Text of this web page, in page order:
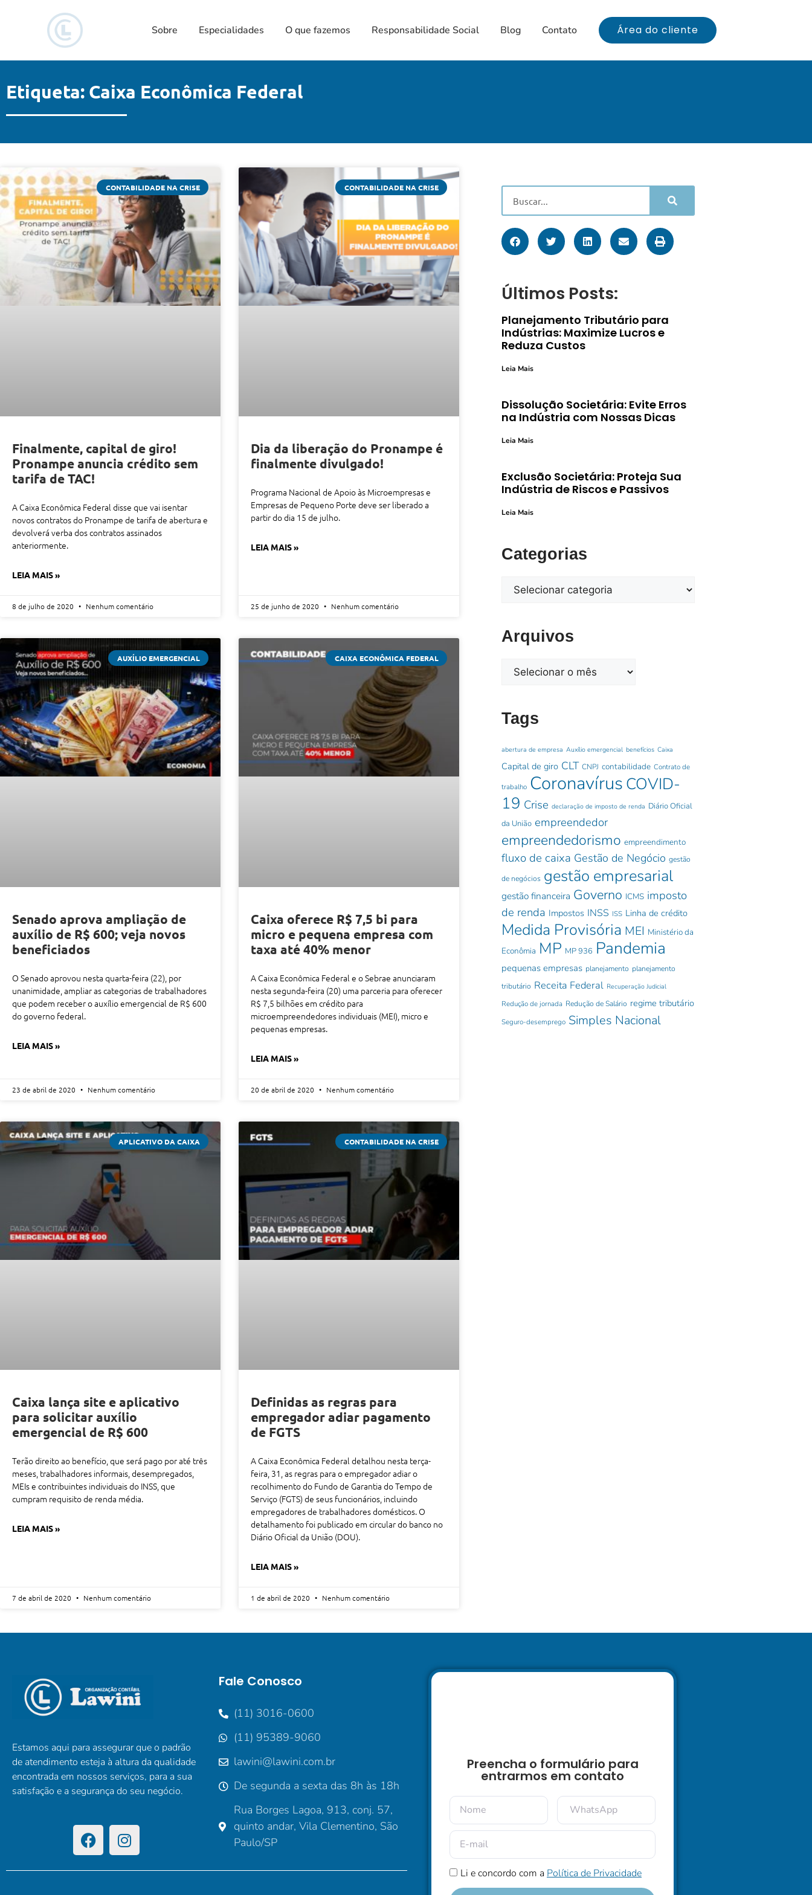
Sobre Especialidades O que fazemos Responsabilidade Social Blog Contato Área do cliente
Etiqueta: Caixa Econômica Federal
CONTABILIDADE NA CRISE
Finalmente, capital de giro!
Pronampe anuncia crédito sem
tarifa de TAC!
A Caixa Econômica Federal disse que vai isentar
novos contratos do Pronampe de tarifa de abertura e
devolverá verba dos contratos assinados
anteriormente.
LEIA MAIS »
8 de julho de 2020 Nenhum comentário
CONTABILIDADE NA CRISE
Dia da liberação do Pronampe é
finalmente divulgado!
Programa Nacional de Apoio às Microempresas e
Empresas de Pequeno Porte deve ser liberado a
partir do dia 15 de julho.
LEIA MAIS »
25 de junho de 2020 Nenhum comentário
AUXÍLIO EMERGENCIAL
Senado aprova ampliação de
auxílio de R$ 600; veja novos
beneficiados
O Senado aprovou nesta quarta-feira (22), por
unanimidade, ampliar as categorias de trabalhadores
que podem receber o auxílio emergencial de R$ 600
do governo federal.
LEIA MAIS »
23 de abril de 2020 Nenhum comentário
CAIXA ECONÔMICA FEDERAL
Caixa oferece R$ 7,5 bi para
micro e pequena empresa com
taxa até 40% menor
A Caixa Econômica Federal e o Sebrae anunciaram
nesta segunda-feira (20) uma parceria para oferecer
R$ 7,5 bilhões em crédito para
microempreendedores individuais (MEI), micro e
pequenas empresas.
LEIA MAIS »
20 de abril de 2020 Nenhum comentário
APLICATIVO DA CAIXA
Caixa lança site e aplicativo
para solicitar auxílio
emergencial de R$ 600
Terão direito ao benefício, que será pago por até três
meses, trabalhadores informais, desempregados,
MEIs e contribuintes individuais do INSS, que
cumpram requisito de renda média.
LEIA MAIS »
7 de abril de 2020 Nenhum comentário
CONTABILIDADE NA CRISE
Definidas as regras para
empregador adiar pagamento
de FGTS
A Caixa Econômica Federal detalhou nesta terça-
feira, 31, as regras para o empregador adiar o
recolhimento do Fundo de Garantia do Tempo de
Serviço (FGTS) de seus funcionários, incluindo
empregadores de trabalhadores domésticos. O
detalhamento foi publicado em circular do banco no
Diário Oficial da União (DOU).
LEIA MAIS »
1 de abril de 2020 Nenhum comentário
Últimos Posts:
Planejamento Tributário para
Indústrias: Maximize Lucros e
Reduza Custos
Leia Mais
Dissolução Societária: Evite Erros
na Indústria com Nossas Dicas
Leia Mais
Exclusão Societária: Proteja Sua
Indústria de Riscos e Passivos
Leia Mais
Categorias
Arquivos
Tags
abertura de empresa Auxílio emergencial benefícios Caixa
Capital de giro CLT CNPJ contabilidade Contrato de
trabalho Coronavírus COVID-
19 Crise declaração de imposto de renda Diário Oficial
da União empreendedor
empreendedorismo empreendimento
fluxo de caixa Gestão de Negócio gestão
de negócios gestão empresarial
gestão financeira Governo ICMS imposto
de renda Impostos INSS ISS Linha de crédito
Medida Provisória MEI Ministério da
Econômia MP MP 936 Pandemia
pequenas empresas planejamento planejamento
tributário Receita Federal Recuperação Judicial
Redução de jornada Redução de Salário regime tributário
Seguro-desemprego Simples Nacional
Estamos aqui para assegurar que o padrão
de atendimento esteja à altura da qualidade
encontrada em nossos serviços, para a sua
satisfação e a segurança do seu negócio.
Fale Conosco
(11) 3016-0600
(11) 95389-9060
lawini@lawini.com.br
De segunda a sexta das 8h às 18h
Rua Borges Lagoa, 913, conj. 57,
quinto andar, Vila Clementino, São
Paulo/SP
Preencha o formulário para
entrarmos em contato
Li e concordo com aPolítica de Privacidade